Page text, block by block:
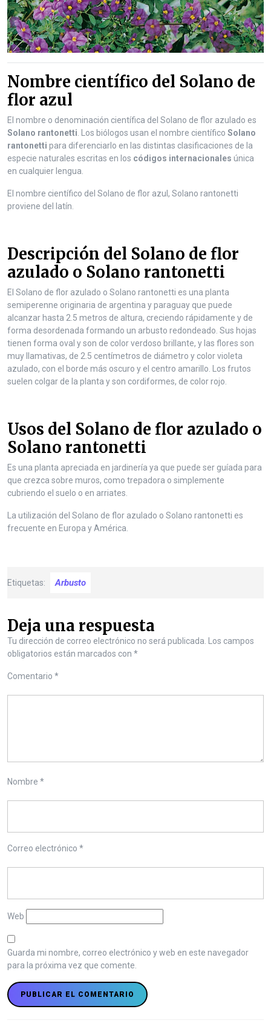
Nombre científico del Solano de
flor azul
El nombre o denominación científica del Solano de flor azulado es
Solano rantonetti . Los biólogos usan el nombre científico Solano
rantonetti para diferenciarlo en las distintas clasificaciones de la
especie naturales escritas en los códigos internacionales única
en cualquier lengua.
El nombre científico del Solano de flor azul, Solano rantonetti
proviene del latín.
Descripción del Solano de flor
azulado o Solano rantonetti
El Solano de flor azulado o Solano rantonetti es una planta
semiperenne originaria de argentina y paraguay que puede
alcanzar hasta 2.5 metros de altura, creciendo rápidamente y de
forma desordenada formando un arbusto redondeado. Sus hojas
tienen forma oval y son de color verdoso brillante, y las flores son
muy llamativas, de 2.5 centímetros de diámetro y color violeta
azulado, con el borde más oscuro y el centro amarillo. Los frutos
suelen colgar de la planta y son cordiformes, de color rojo.
Usos del Solano de flor azulado o
Solano rantonetti
Es una planta apreciada en jardinería ya que puede ser guíada para
que crezca sobre muros, como trepadora o simplemente
cubriendo el suelo o en arriates.
La utilización del Solano de flor azulado o Solano rantonetti es
frecuente en Europa y América.
Etiquetas: Arbusto
Deja una respuesta
Tu dirección de correo electrónico no será publicada. Los campos
obligatorios están marcados con *
Comentario *
Nombre *
Correo electrónico *
Web
Guarda mi nombre, correo electrónico y web en este navegador
para la próxima vez que comente.